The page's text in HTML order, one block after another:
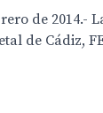
de 2014.-
de Cádiz,